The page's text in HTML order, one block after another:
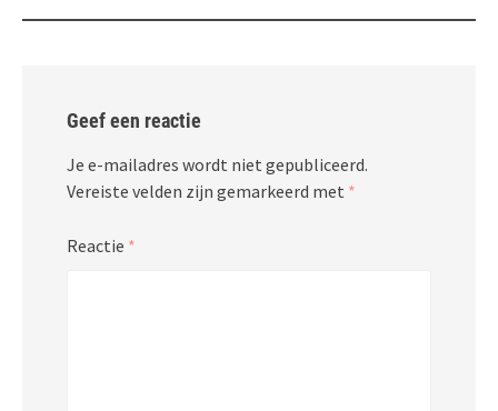
Geef een reactie
Je e-mailadres wordt niet gepubliceerd.
Vereiste velden zijn gemarkeerd met *
Reactie *